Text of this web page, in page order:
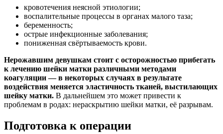
кровотечения неясной этиологии;
воспалительные процессы в органах малого таза;
беременность;
острые инфекционные заболевания;
пониженная свёртываемость крови.
Нерожавшим девушкам стоит с осторожностью прибегать
к лечению шейки матки различными методами
коагуляции — в некоторых случаях в результате
воздействия меняется эластичность тканей, выстилающих
шейку матки. В дальнейшем это может привести к
проблемам в родах: нераскрытию шейки матки, её разрывам.
Подготовка к операции